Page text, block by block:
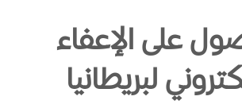
على الإعفاء
لبريطانيا